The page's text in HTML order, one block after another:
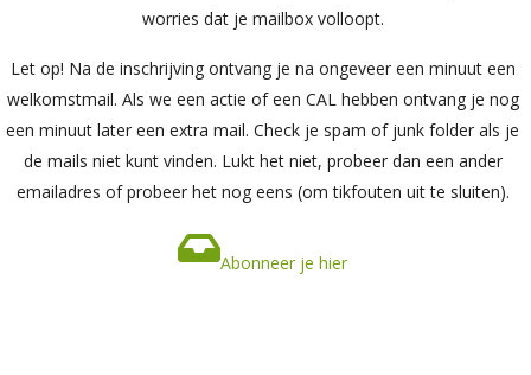
worries dat je mailbox volloopt.
Let op! Na de inschrijving ontvang je na ongeveer een minuut een
welkomstmail. Als we een actie of een CAL hebben ontvang je nog
een minuut later een extra mail. Check je spam of junk folder als je
de mails niet kunt vinden. Lukt het niet, probeer dan een ander
emailadres of probeer het nog eens (om tikfouten uit te sluiten).
Abonneer je hier